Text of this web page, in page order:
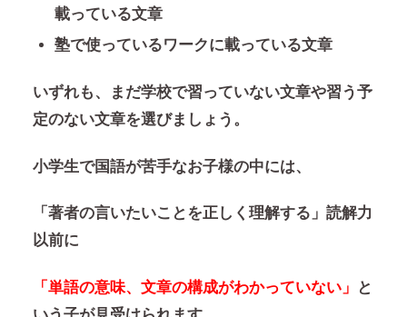
載っている文章
塾で使っているワークに載っている文章
いずれも、まだ学校で習っていない文章や習う予
定のない文章を選びましょう。
小学生で国語が苦手なお子様の中には、
「著者の言いたいことを正しく理解する」読解力
以前に
「単語の意味、文章の構成がわかっていない」
と